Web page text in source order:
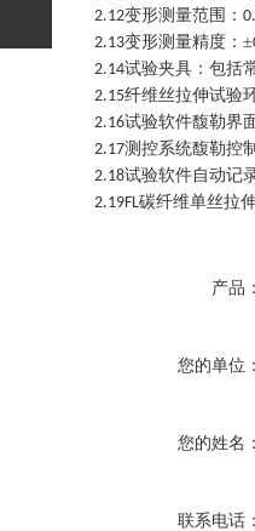
2.12变形测量范围：
2.13变形测量精度：±
2.14试验夹具：包括
2.15纤维丝拉伸试验
2.16试验软件馥勒界
2.17测控系统馥勒控
2.18试验软件自动记
2.19FL碳纤维单丝拉
产品
您的单位
您的姓名
联系电话